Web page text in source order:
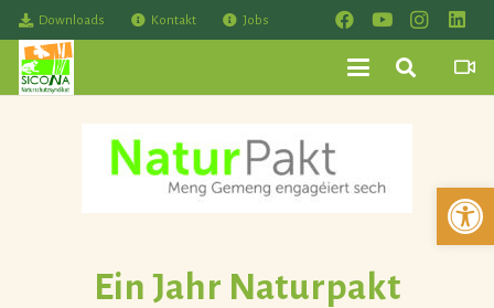
Downloads Kontakt Jobs
Ein Jahr Naturpakt